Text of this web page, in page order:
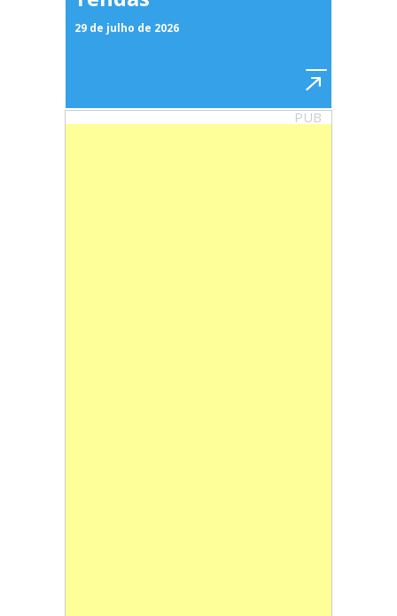
29 de julho de 2026
PUB